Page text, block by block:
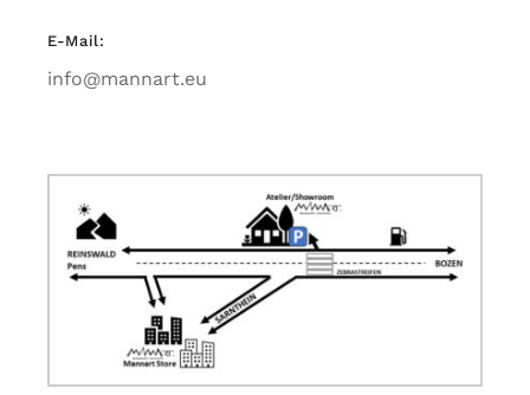
E-Mail:
info@mannart.eu